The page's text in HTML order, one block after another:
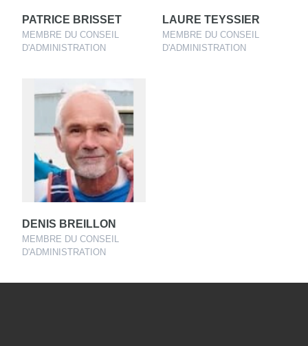
PATRICE BRISSET
MEMBRE DU CONSEIL
D'ADMINISTRATION
LAURE TEYSSIER
MEMBRE DU CONSEIL
D'ADMINISTRATION
DENIS BREILLON
MEMBRE DU CONSEIL
D'ADMINISTRATION